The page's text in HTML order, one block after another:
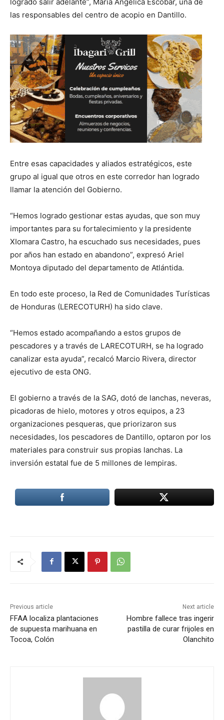
las responsables del centro de acopio en Dantillo.
Entre esas capacidades y aliados estratégicos, este
grupo al igual que otros en este corredor han logrado
llamar la atención del Gobierno.
“Hemos logrado gestionar estas ayudas, que son muy
importantes para su fortalecimiento y la presidente
XIomara Castro, ha escuchado sus necesidades, pues
por años han estado en abandono”, expresó Ariel
Montoya diputado del departamento de Atlántida.
En todo este proceso, la Red de Comunidades Turísticas
de Honduras (LERECOTURH) ha sido clave.
“Hemos estado acompañando a estos grupos de
pescadores y a través de LARECOTURH, se ha logrado
canalizar esta ayuda”, recalcó Marcio Rivera, director
ejecutivo de esta ONG.
El gobierno a través de la SAG, dotó de lanchas, neveras,
picadoras de hielo, motores y otros equipos, a 23
organizaciones pesqueras, que priorizaron sus
necesidades, los pescadores de Dantillo, optaron por los
materiales para construir sus propias lanchas. La
inversión estatal fue de 5 millones de lempiras.
Previous article
FFAA localiza plantaciones
de supuesta marihuana en
Tocoa, Colón
Next article
Hombre fallece tras ingerir
pastilla de curar frijoles en
Olanchito